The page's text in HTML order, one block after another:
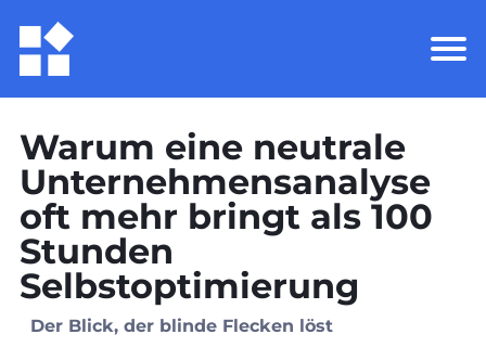
Warum eine neutrale
Unternehmensanalyse
oft mehr bringt als 100
Stunden
Selbstoptimierung
Der Blick, der blinde Flecken löst